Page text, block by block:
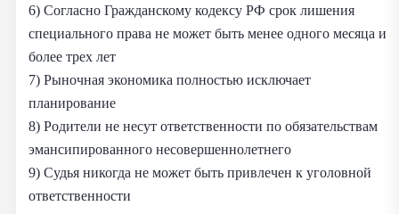
6) Согласно Гражданскому кодексу РФ срок лишения
специального права не может быть менее одного месяца и
более трех лет
7) Рыночная экономика полностью исключает
планирование
8) Родители не несут ответственности по обязательствам
эмансипированного несовершеннолетнего
9) Судья никогда не может быть привлечен к уголовной
ответственности